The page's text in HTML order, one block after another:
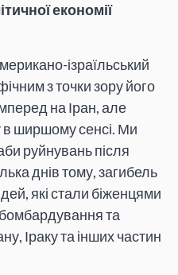
економії
ізраїльський
з точки зору його
на Іран, але
в ширшому сенсі. Ми
руйнувань після
днів тому, загибель
які стали біженцями
бомбардування та
Іраку та інших частин